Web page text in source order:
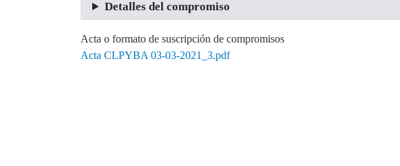
Detalles del compromiso
Acta o formato de suscripción de compromisos
Acta CLPYBA 03-03-2021_3.pdf